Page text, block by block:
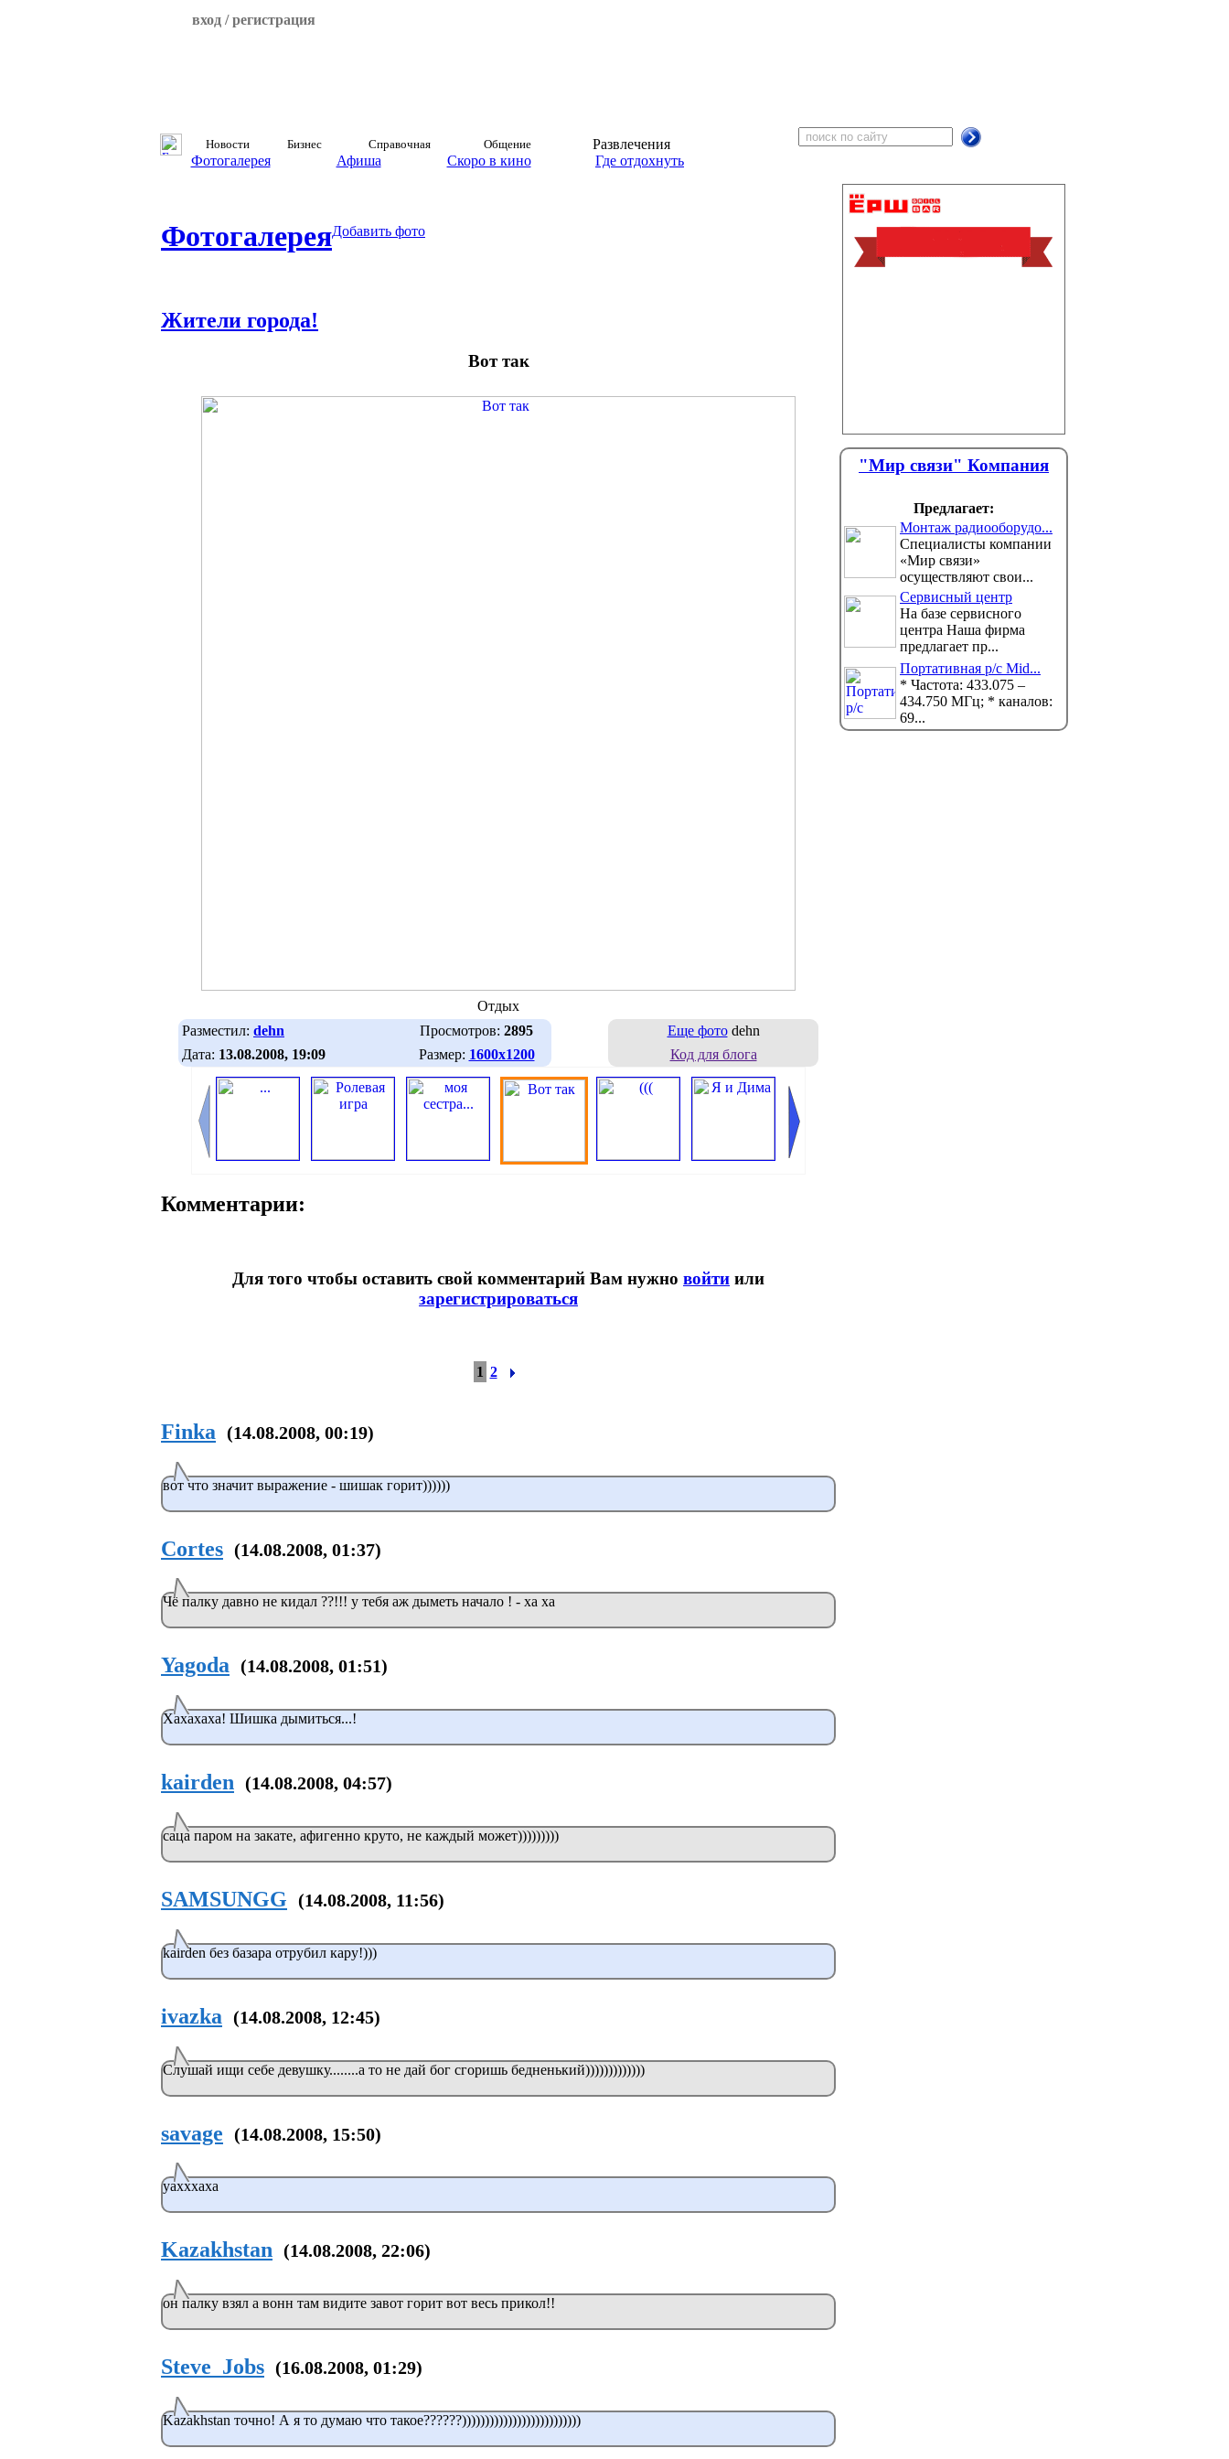
вход / регистрация
Новости Бизнес Справочная Общение
Развлечения
Фотогалерея
Афиша Скоро в кино Где отдохнуть
ФотогалереяДобавить фото
Жители города!
Вот так
Отдых
Разместил: dehn Просмотров: 2895
Дата: 13.08.2008, 19:09 Размер: 1600х1200
Еще фотоdehn
Код для блога
Комментарии:
Для того чтобы оставить свой комментарий Вам нужно войти или
зарегистрироваться
1 2
Finka (14.08.2008, 00:19)
вот что значит выражение - шишак горит))))))
Cortes (14.08.2008, 01:37)
Чё палку давно не кидал ??!!! у тебя аж дыметь начало ! - ха ха
Yagoda (14.08.2008, 01:51)
Хахахаха! Шишка дымиться...!
kairden (14.08.2008, 04:57)
саца паром на закате, афигенно круто, не каждый может)))))))))
SAMSUNGG (14.08.2008, 11:56)
kairden без базара отрубил кару!)))
ivazka (14.08.2008, 12:45)
Слушай ищи себе девушку........а то не дай бог сгоришь бедненький)))))))))))))
savage (14.08.2008, 15:50)
уахххаха
Kazakhstan (14.08.2008, 22:06)
он палку взял а вонн там видите завот горит вот весь прикол!!
Steve_Jobs (16.08.2008, 01:29)
Kazakhstan точно! А я то думаю что такое??????))))))))))))))))))))))))))
"Мир связи" Компания
Предлагает:
Монтаж радиооборудо...
Специалисты компании
«Мир связи»
осуществляют свои...
Сервисный центр
На базе сервисного
центра Наша фирма
предлагает пр...
Портативная р/с Mid...
* Частота: 433.075 –
434.750 МГц; * каналов:
69...